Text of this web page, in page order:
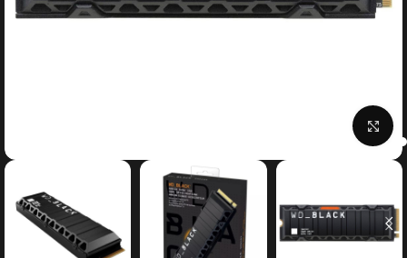
بزرگنمایی تصویر